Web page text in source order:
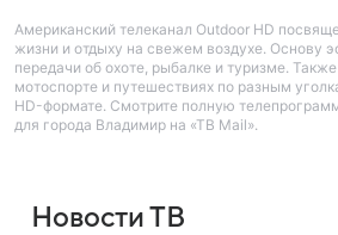
Американский телеканал Outdoor HD
жизни и отдыху на свежем воздухе. Основу
передачи об охоте, рыбалке и туризме.
мотоспорте и путешествиях по разным
HD-формате. Смотрите полную
для города Владимир на «ТВ Mail».
Новости ТВ